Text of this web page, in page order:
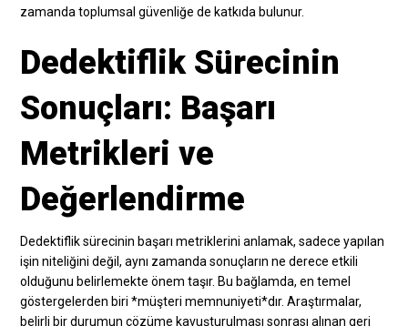
zamanda toplumsal güvenliğe de katkıda bulunur.
Dedektiflik Sürecinin
Sonuçları: Başarı
Metrikleri ve
Değerlendirme
Dedektiflik sürecinin başarı metriklerini anlamak, sadece yapılan
işin niteliğini değil, aynı zamanda sonuçların ne derece etkili
olduğunu belirlemekte önem taşır. Bu bağlamda, en temel
göstergelerden biri *müşteri memnuniyeti*dır. Araştırmalar,
belirli bir durumun çözüme kavuşturulması sonrası alınan geri